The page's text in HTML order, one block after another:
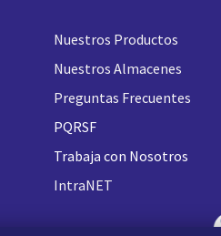
Nuestros Productos
Nuestros Almacenes
Preguntas Frecuentes
PQRSF
Trabaja con Nosotros
IntraNET